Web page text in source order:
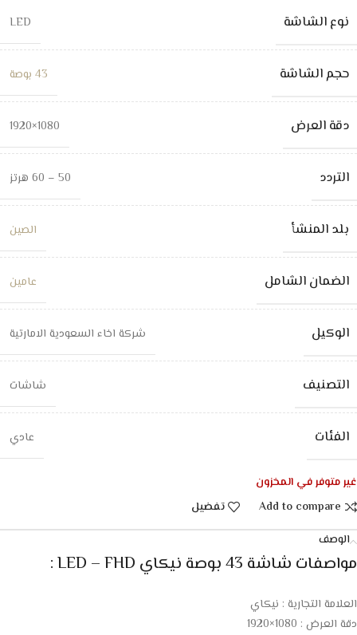
نوع الشاشة LED
حجم الشاشة 43 بوصة
دقة العرض 1080×1920
التردد 50 – 60 هرتز
بلد المنشأ الصين
الضمان الشامل عامين
الوكيل شركة اخاء السعودية الامارتية
التصنيف شاشات
الفئات عادي
غير متوفر في المخزون
Add to compare
تفضيل
الوصف
مواصفات شاشة 43 بوصة نيكاي LED – FHD :
العلامة التجارية : نيكاي
دقة العرض : 1080×1920